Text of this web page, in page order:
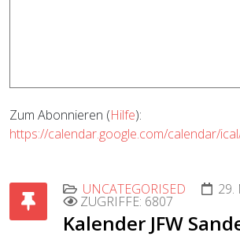
Zum Abonnieren (Hilfe):
https://calendar.google.com/calendar/
UNCATEGORISED 29.
ZUGRIFFE: 6807
Kalender JFW